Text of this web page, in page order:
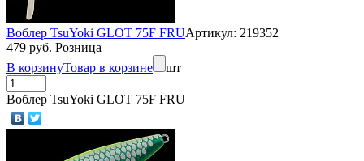
Воблер TsuYoki GLOT 75F FRUАртикул: 219352
479 руб. Розница
В корзинуТовар в корзине шт
Воблер TsuYoki GLOT 75F FRU